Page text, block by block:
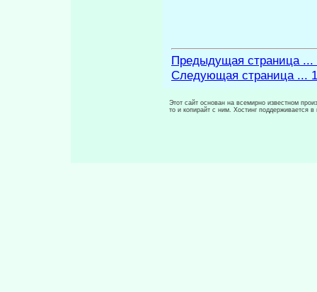
Предыдущая страница ...
Следующая страница ...
Этот сайт основан на всемирно известном
то и копирайт с ним. Хостинг поддерживается